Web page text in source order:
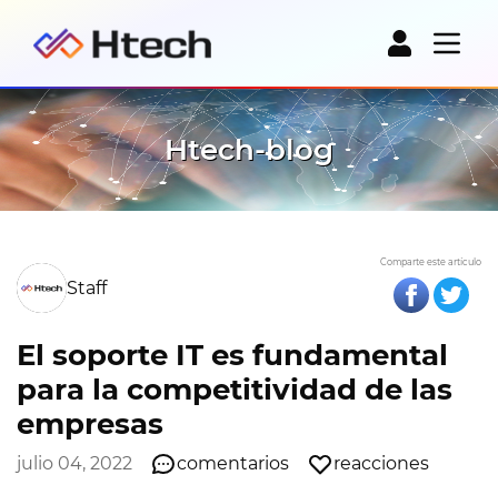
Htech-blog
Staff
Comparte este artículo
El soporte IT es fundamental
para la competitividad de las
empresas
julio 04, 2022 comentarios
reacciones